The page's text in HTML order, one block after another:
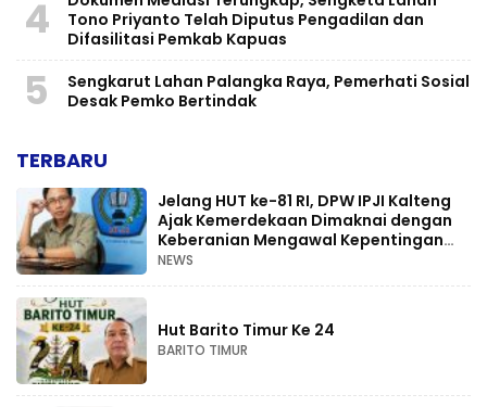
4
Tono Priyanto Telah Diputus Pengadilan dan
Difasilitasi Pemkab Kapuas
5
Sengkarut Lahan Palangka Raya, Pemerhati Sosial
Desak Pemko Bertindak
TERBARU
Jelang HUT ke-81 RI, DPW IPJI Kalteng
Ajak Kemerdekaan Dimaknai dengan
Keberanian Mengawal Kepentingan
Rakyat
NEWS
Hut Barito Timur Ke 24
BARITO TIMUR